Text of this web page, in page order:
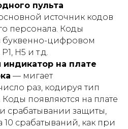
пульта
источник кодов
персонала. Коды
буквенно-цифровом
H5 и т.д.
на плате
— мигает
раз, кодируя тип
появляются на плате
срабатывании защиты,
10 срабатываний, как при